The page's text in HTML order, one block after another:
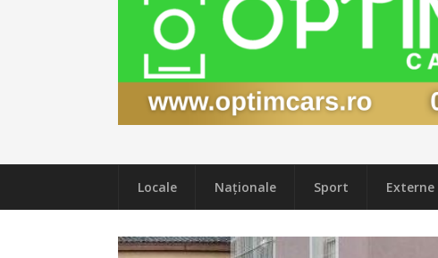
Locale Naţionale Sport Externe